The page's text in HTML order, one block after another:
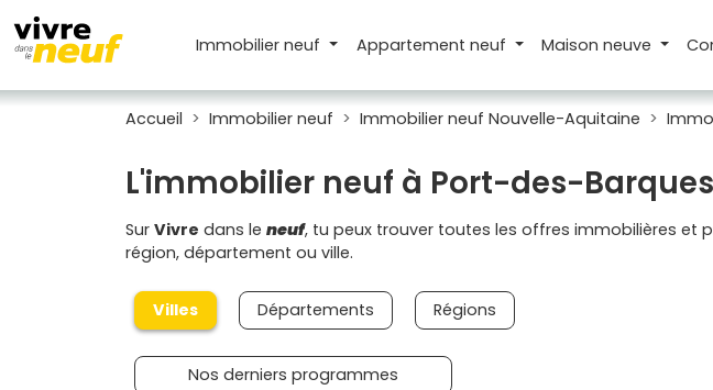
Immobilier neuf Appartement neuf Maison neuve
Accueil Immobilier neuf Immobilier neuf Nouvelle-Aquitaine
L'immobilier neuf à Port-des-Barques
Sur Vivre dans le neuf, tu peux trouver toutes les offres immobilières et
région, département ou ville.
Villes Départements Régions
Nos derniers programmes